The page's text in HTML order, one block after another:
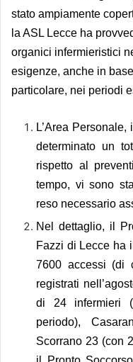
stato ampiamente
la ASL Lecce ha
organici infermieristici
esigenze, anche in
particolare, nei periodi
L’Area
determinato un
rispetto al
tempo, vi sono
reso necessario
Nel dettaglio, il
Fazzi di Lecce ha
7600 accessi (di
registrati
di 24 infermieri
periodo),
Scorrano 23 (con